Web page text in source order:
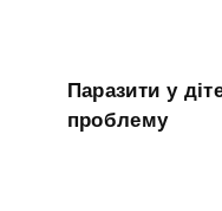
Паразити у
проблему